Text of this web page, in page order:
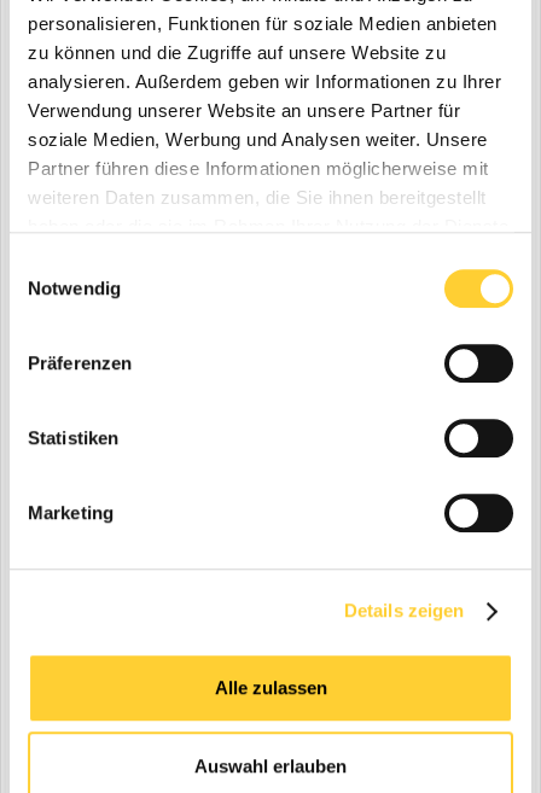
personalisieren, Funktionen für soziale Medien anbieten
zu können und die Zugriffe auf unsere Website zu
analysieren. Außerdem geben wir Informationen zu Ihrer
Verwendung unserer Website an unsere Partner für
soziale Medien, Werbung und Analysen weiter. Unsere
Partner führen diese Informationen möglicherweise mit
weiteren Daten zusammen, die Sie ihnen bereitgestellt
Notwendig
Präferenzen
Statistiken
Marketing
Details zeigen
Alle zulassen
Auswahl erlauben